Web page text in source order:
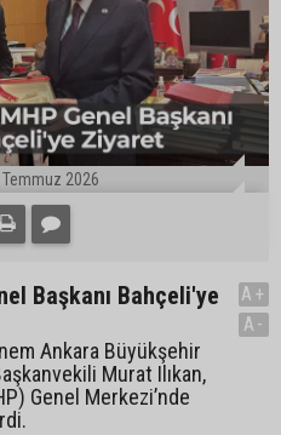
Temmuz 2026
Başkanı Bahçeli'ye
Ankara Büyükşehir
Murat Ilıkan,
Genel Merkezi’nde
A+
A-